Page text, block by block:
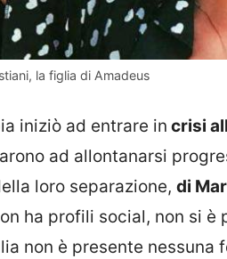
la figlia di Amadeus
iniziò ad entrare in crisi
ad allontanarsi
loro separazione, di
ha profili social, non si
non è presente nessuna